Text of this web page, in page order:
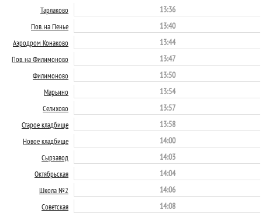
Тарлаково 13:36
Пов. на Пенье 13:40
Аэродром Конаково 13:44
Пов. на Филимоново 13:47
Филимоново 13:50
Марьино 13:54
Селихово 13:57
Старое кладбище 13:58
Новое кладбище 14:00
Сырзавод 14:03
Октябрьская 14:04
Школа №2 14:06
Советская 14:08